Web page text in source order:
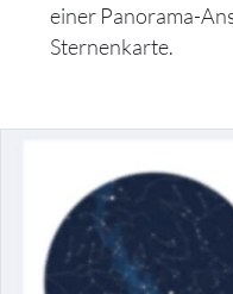
einer Panorama-
Sternenkarte.